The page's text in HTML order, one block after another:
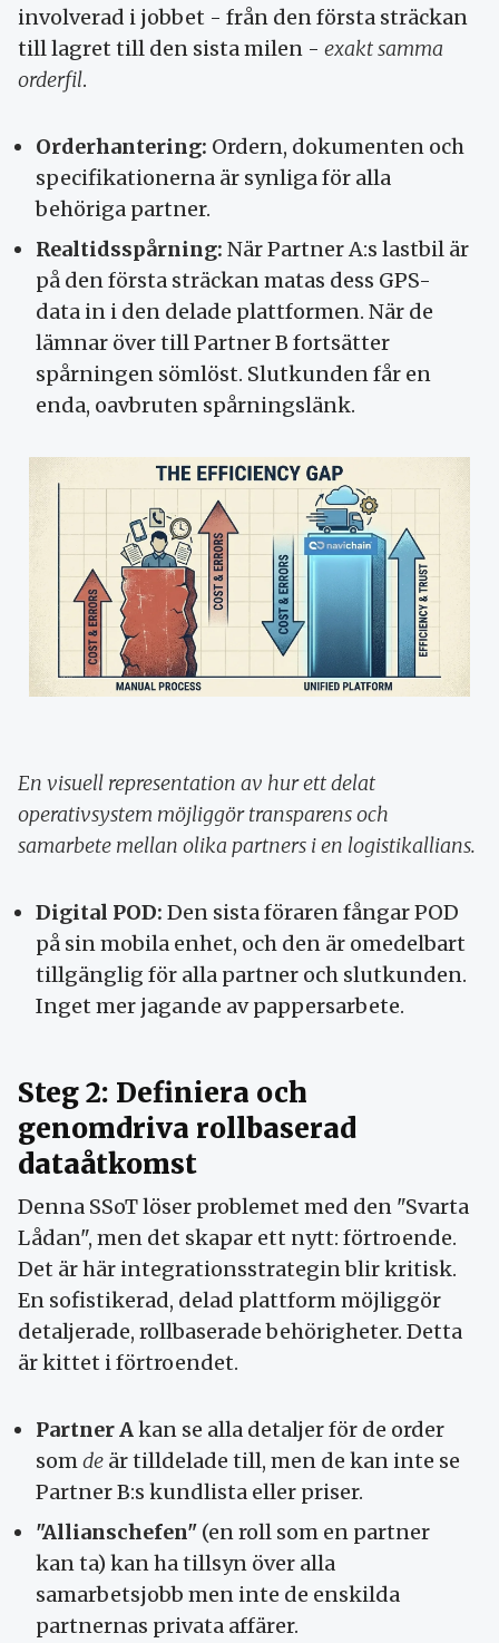
involverad i jobbet - från den första sträckan
till lagret till den sista milen - exakt samma
orderfil.
Orderhantering: Ordern, dokumenten och
specifikationerna är synliga för alla
behöriga partner.
Realtidsspårning: När Partner A:s lastbil är
på den första sträckan matas dess GPS-
data in i den delade plattformen. När de
lämnar över till Partner B fortsätter
spårningen sömlöst. Slutkunden får en
enda, oavbruten spårningslänk.
En visuell representation av hur ett delat
operativsystem möjliggör transparens och
samarbete mellan olika partners i en logistikallians.
Digital POD: Den sista föraren fångar POD
på sin mobila enhet, och den är omedelbart
tillgänglig för alla partner och slutkunden.
Inget mer jagande av pappersarbete.
Steg 2: Definiera och
genomdriva rollbaserad
dataåtkomst
Denna SSoT löser problemet med den "Svarta
Lådan", men det skapar ett nytt: förtroende.
Det är här integrationsstrategin blir kritisk.
En sofistikerad, delad plattform möjliggör
detaljerade, rollbaserade behörigheter. Detta
är kittet i förtroendet.
Partner Akan se alla detaljer för de order
somde är tilldelade till, men de kan inte se
Partner B:s kundlista eller priser.
"Allianschefen" (en roll som en partner
kan ta) kan ha tillsyn över alla
samarbetsjobb men inte de enskilda
partnernas privata affärer.